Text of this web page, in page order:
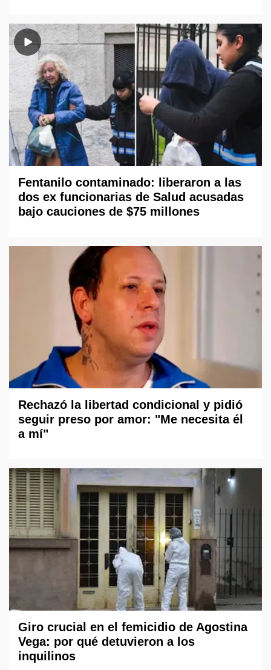
Fentanilo contaminado: liberaron a las
dos ex funcionarias de Salud acusadas
bajo cauciones de $75 millones
Rechazó la libertad condicional y pidió
seguir preso por amor: "Me necesita él
a mí"
Giro crucial en el femicidio de Agostina
Vega: por qué detuvieron a los
inquilinos